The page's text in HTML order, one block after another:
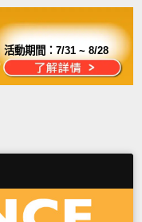
活動期間：7/31 ~ 8/28